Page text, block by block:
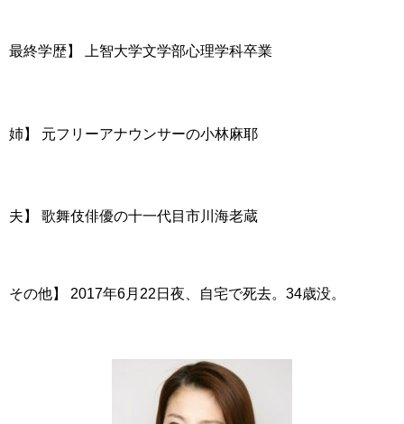
最終学歴】 上智大学文学部心理学科卒業
姉】 元フリーアナウンサーの小林麻耶
夫】 歌舞伎俳優の十一代目市川海老蔵
その他】 2017年6月22日夜、自宅で死去。34歳没。